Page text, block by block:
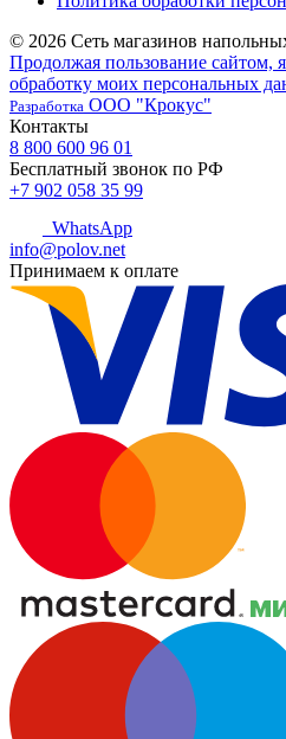
© 2026 Сеть магазинов
Продолжая пользование сайтом,
обработку моих персональных
Разработка ООО "Крокус"
Контакты
8 800 600 96 01
Бесплатный звонок по РФ
+7 902 058 35 99
WhatsApp
info@polov.net
Принимаем к оплате